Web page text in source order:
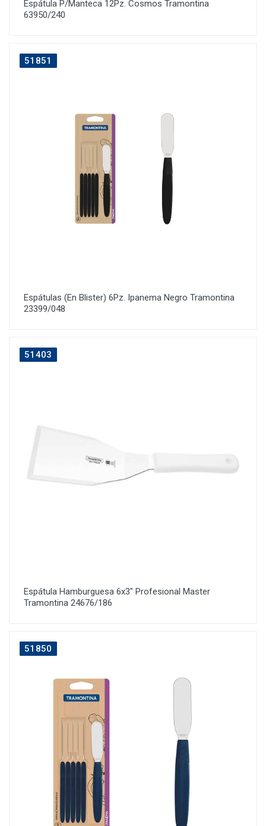
Espátula P/Manteca 12Pz. Cosmos Tramontina
63950/240
51851
Espátulas (En Blister) 6Pz. Ipanema Negro Tramontina
23399/048
51403
Espátula Hamburguesa 6x3" Profesional Master
Tramontina 24676/186
51850